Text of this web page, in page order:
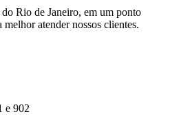
Rio de Janeiro, em um ponto
melhor atender nossos clientes.
e 902